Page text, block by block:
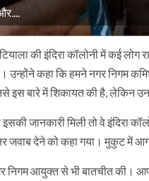
की इंदिरा कॉलोनी में कई
उन्होंने कहा कि हमने नगर निगम
इस बारे में शिकायत की है, लेकिन
जानकारी मिली तो वे इंदिरा
जवाब देने को कहा गया। मुकुट में आग
निगम आयुक्त से भी बातचीत की।